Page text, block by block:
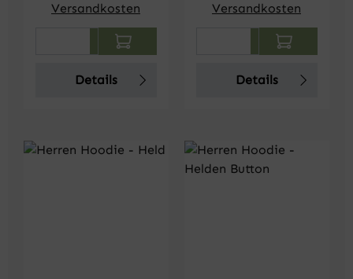
Versandkosten
Produkt Anzahl: Gib den
Details
Versandkosten
Produkt Anzahl:
Details